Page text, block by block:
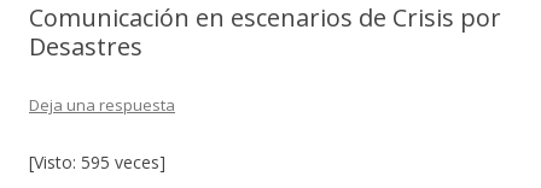
Comunicación en escenarios de Crisis por
Desastres
Deja una respuesta
[Visto: 595 veces]